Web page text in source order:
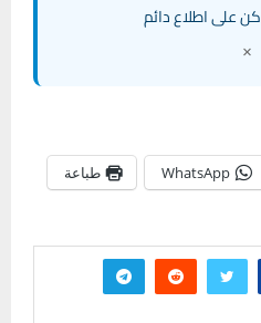
على اطلاع دائم
×
WhatsApp طباعة